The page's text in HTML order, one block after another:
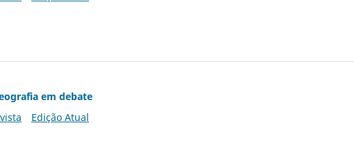
em debate
Edição Atual